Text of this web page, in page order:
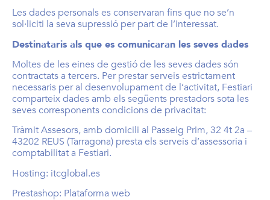
Les dades personals es conservaran fins que no se’n
sol·liciti la seva supressió per part de l’interessat.
Destinataris als que es comunicaran les seves dades
Moltes de les eines de gestió de les seves dades són
contractats a tercers. Per prestar serveis estrictament
necessaris per al desenvolupament de l’activitat, Festiari
comparteix dades amb els següents prestadors sota les
seves corresponents condicions de privacitat:
Tràmit Assesors, amb domicili al Passeig Prim, 32 4t 2a –
43202 REUS (Tarragona) presta els serveis d’assessoria i
comptabilitat a Festiari.
Hosting: itcglobal.es
Prestashop: Plataforma web